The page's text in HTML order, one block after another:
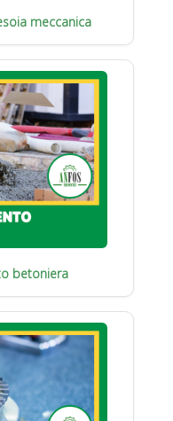
meccanica
betoniera